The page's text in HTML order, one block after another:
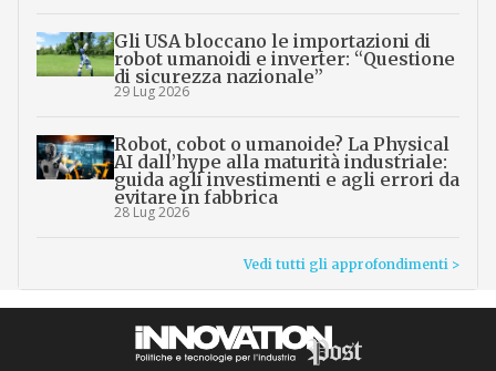
Gli USA bloccano le importazioni di
robot umanoidi e inverter: “Questione
di sicurezza nazionale”
29 Lug 2026
Robot, cobot o umanoide? La Physical
AI dall’hype alla maturità industriale:
guida agli investimenti e agli errori da
evitare in fabbrica
28 Lug 2026
Vedi tutti gli approfondimenti >